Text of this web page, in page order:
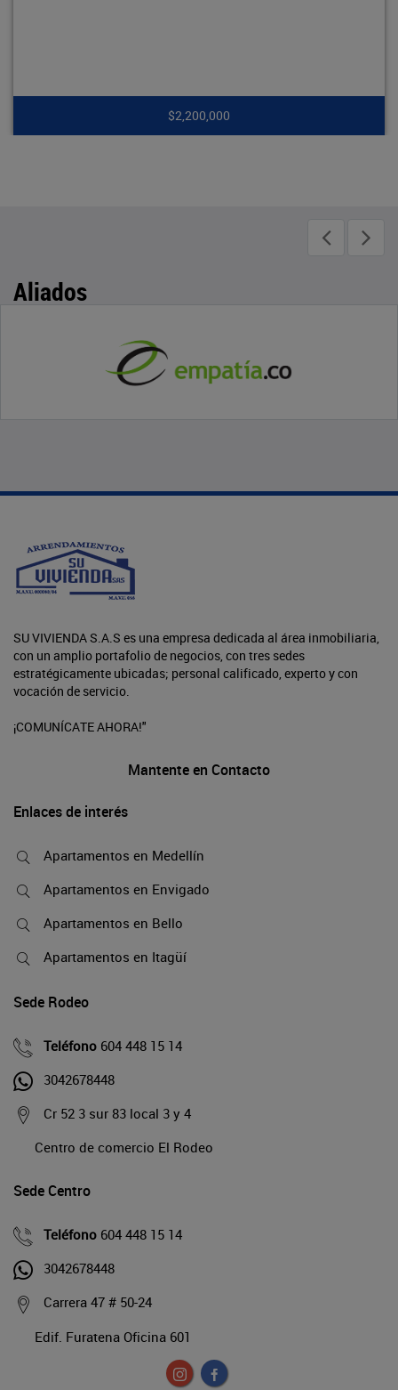
$2,200,000
Aliados
SU VIVIENDA S.A.S es una empresa dedicada al área inmobiliaria,
con un amplio portafolio de negocios, con tres sedes
estratégicamente ubicadas; personal calificado, experto y con
vocación de servicio.
¡COMUNÍCATE AHORA!"
Mantente en Contacto
Enlaces de interés
Apartamentos en Medellín
Apartamentos en Envigado
Apartamentos en Bello
Apartamentos en Itagüí
Sede Rodeo
Teléfono 604 448 15 14
3042678448
Cr 52 3 sur 83 local 3 y 4
Centro de comercio El Rodeo
Sede Centro
Teléfono 604 448 15 14
3042678448
Carrera 47 # 50-24
Edif. Furatena Oficina 601